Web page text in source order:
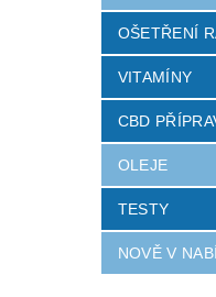
OŠETŘENÍ
VITAMÍNY
CBD
OLEJE
TESTY
NOVĚ V